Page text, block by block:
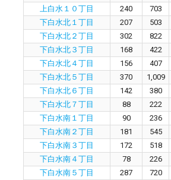
上白水１０丁目
240 703
下白水北１丁目
207 503
下白水北２丁目
302 822
下白水北３丁目
168 422
下白水北４丁目
156 407
下白水北５丁目
370 1,009
下白水北６丁目
142 380
下白水北７丁目
88 222
下白水南１丁目
90 236
下白水南２丁目
181 545
下白水南３丁目
172 518
下白水南４丁目
78 226
下白水南５丁目
287 720